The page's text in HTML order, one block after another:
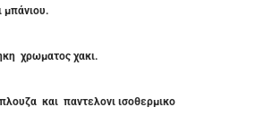
χρωματος χακι.
και παντελονι ισοθερμικο